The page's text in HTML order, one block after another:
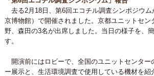
去る2月18日、第6回エコチル調査シンポジウム
京博物館）で開催されました。京都ユニットセン
野、森田の3名が出席しました。当日の様子を、
す。
開演前にはロビーで、全国のユニットセンター
ー展示と、生活環境調査で使用している機材を紹